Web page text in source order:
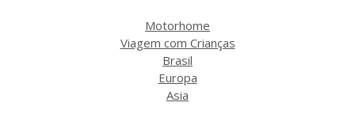
Motorhome
Viagem com Crianças
Brasil
Europa
Asia